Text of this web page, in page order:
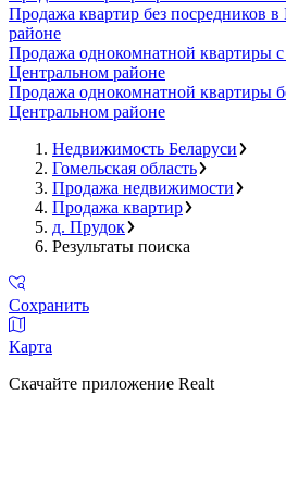
Продажа квартир без посредников
районе
Продажа однокомнатной квартиры
Центральном районе
Продажа однокомнатной квартиры
Центральном районе
Недвижимость Беларуси
Гомельская область
Продажа недвижимости
Продажа квартир
д. Прудок
Результаты поиска
Сохранить
Карта
Скачайте приложение Realt